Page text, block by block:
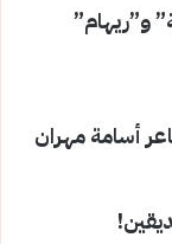
و”ريهام”
أسامة مهران